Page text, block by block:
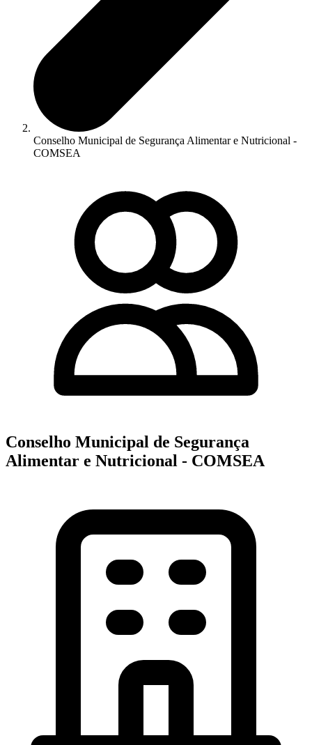
Conselho Municipal de Segurança Alimentar e Nutricional -
COMSEA
Conselho Municipal de Segurança
Alimentar e Nutricional - COMSEA